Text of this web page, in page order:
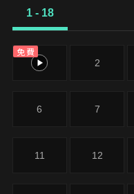
1 - 18
免費
1 2
6 7
11 12